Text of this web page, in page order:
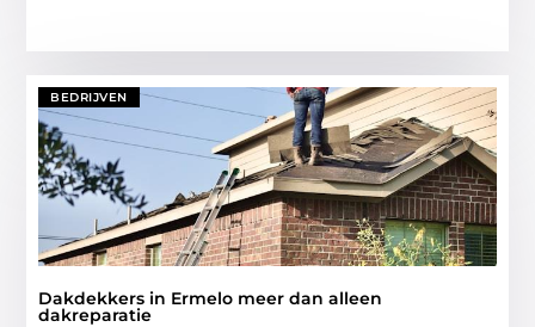
BEDRIJVEN
Dakdekkers in Ermelo meer dan alleen
dakreparatie